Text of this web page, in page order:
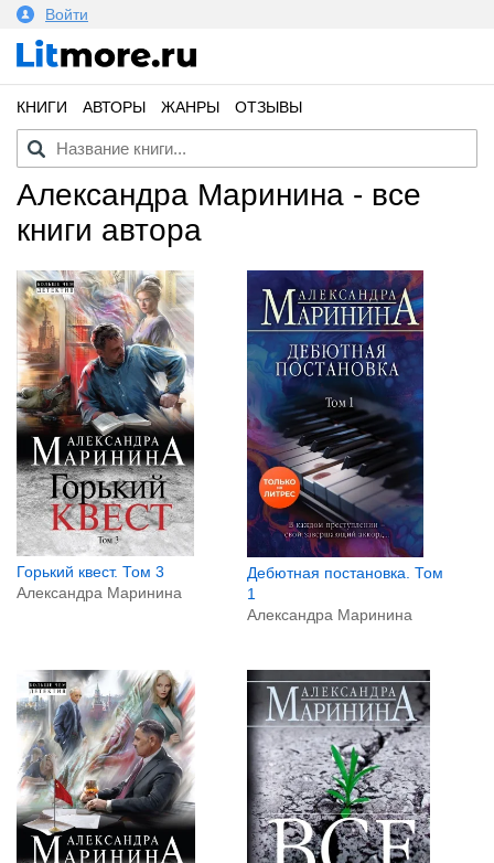
Войти
КНИГИ АВТОРЫ ЖАНРЫ ОТЗЫВЫ
Александра Маринина - все
книги автора
Горький квест. Том 3
Александра Маринина
Дебютная постановка. Том
1
Александра Маринина